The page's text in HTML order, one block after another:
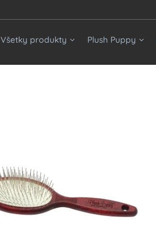
Všetky produkty Plush Puppy